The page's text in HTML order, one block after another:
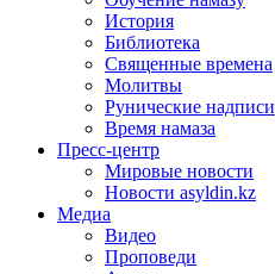
История
Библиотека
Священные времена
Молитвы
Рунические надписи
Время намаза
Пресс-центр
Мировые новости
Новости asyldin.kz
Медиа
Видео
Проповеди